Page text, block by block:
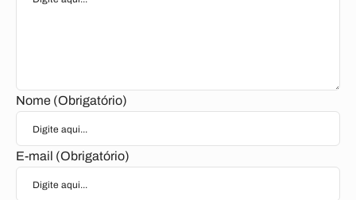
Nome (Obrigatório)
E-mail (Obrigatório)